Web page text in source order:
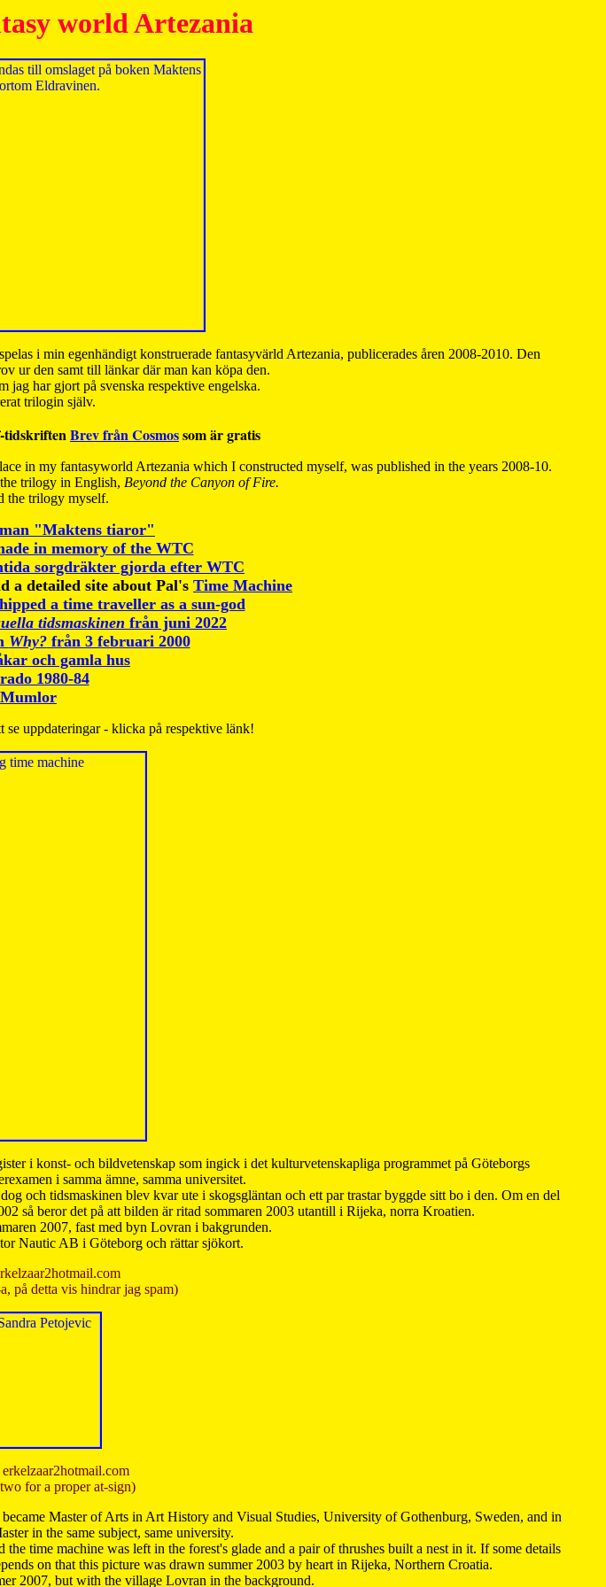
world Artezania
i min egenhändigt konstruerade fantasyvärld Artezania, publicerades åren 2008-2010. Den
ur den samt till länkar där man kan köpa den.
jag har gjort på svenska respektive engelska.
trilogin själv.
tidskriftenBrev från Cosmossom är gratis
in my fantasyworld Artezania which I constructed myself, was published in the years 2008-10.
trilogy in English, Beyond the Canyon of Fire.
the trilogy myself.
"Maktens tiaror"
in memory of the WTC
sorgdräkter gjorda efter WTC
a detailed site about Pal's Time Machine
a time traveller as a sun-god
tidsmaskinen från juni 2022
Why?från 3 februari 2000
och gamla hus
1980-84
Mumlor
uppdateringar - klicka på respektive länk!
i konst- och bildvetenskap som ingick i det kulturvetenskapliga programmet på Göteborgs
i samma ämne, samma universitet.
och tidsmaskinen blev kvar ute i skogsgläntan och ett par trastar byggde sitt bo i den. Om en del
så beror det på att bilden är ritad sommaren 2003 utantill i Rijeka, norra Kroatien.
2007, fast med byn Lovran i bakgrunden.
Nautic AB i Göteborg och rättar sjökort.
på detta vis hindrar jag spam)
for a proper at-sign)
Master of Arts in Art History and Visual Studies, University of Gothenburg, Sweden, and in
in the same subject, same university.
time machine was left in the forest's glade and a pair of thrushes built a nest in it. If some details
on that this picture was drawn summer 2003 by heart in Rijeka, Northern Croatia.
2007, but with the village Lovran in the background.